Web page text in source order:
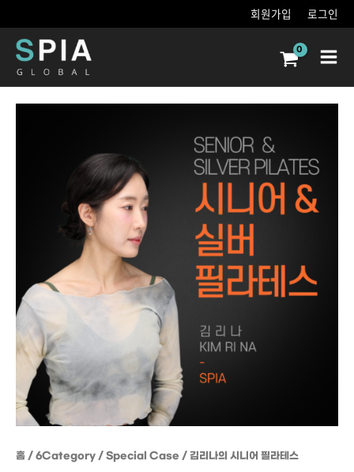
건너뛰기
회원가입 로그인
Menu
홈 / 6Category / Special Case / 김리나의 시니어 필라테스